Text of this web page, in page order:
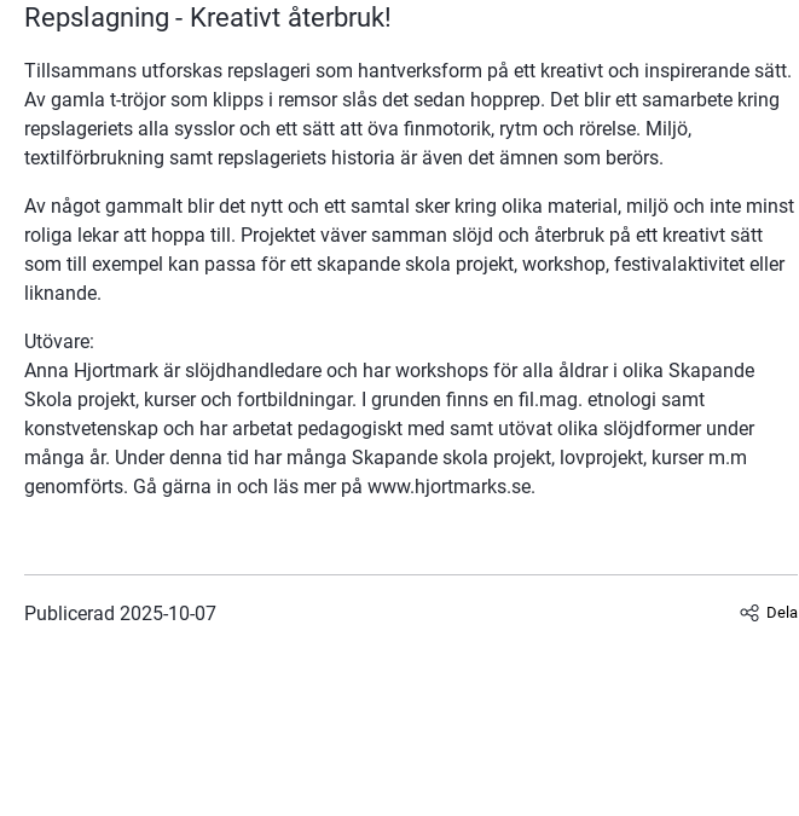
Repslagning - Kreativt återbruk!
Tillsammans utforskas repslageri som hantverksform på ett kreativt och inspirerande sätt.
Av gamla t-tröjor som klipps i remsor slås det sedan hopprep. Det blir ett samarbete kring
repslageriets alla sysslor och ett sätt att öva finmotorik, rytm och rörelse. Miljö,
textilförbrukning samt repslageriets historia är även det ämnen som berörs.
Av något gammalt blir det nytt och ett samtal sker kring olika material, miljö och inte minst
roliga lekar att hoppa till. Projektet väver samman slöjd och återbruk på ett kreativt sätt
som till exempel kan passa för ett skapande skola projekt, workshop, festivalaktivitet eller
liknande.
Utövare:
Anna Hjortmark är slöjdhandledare och har workshops för alla åldrar i olika Skapande
Skola projekt, kurser och fortbildningar. I grunden finns en fil.mag. etnologi samt
konstvetenskap och har arbetat pedagogiskt med samt utövat olika slöjdformer under
många år. Under denna tid har många Skapande skola projekt, lovprojekt, kurser m.m
genomförts. Gå gärna in och läs mer på www.hjortmarks.se.
Publicerad 2025-10-07 Dela